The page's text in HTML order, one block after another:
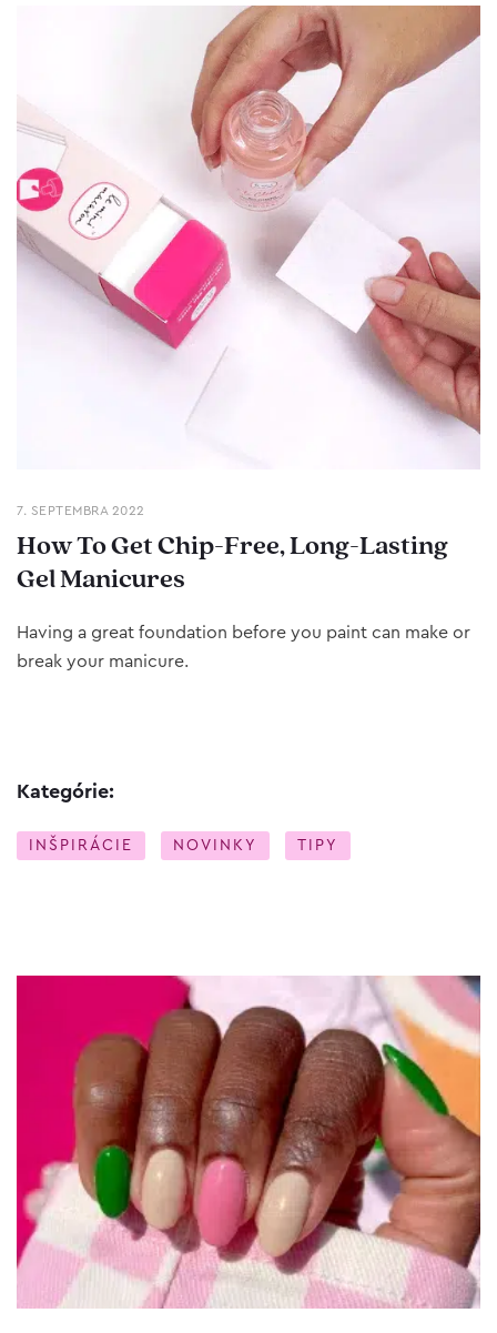
7. SEPTEMBRA 2022
How To Get Chip-Free, Long-Lasting
Gel Manicures
Having a great foundation before you paint can make or
break your manicure.
Kategórie:
INŠPIRÁCIE NOVINKY TIPY